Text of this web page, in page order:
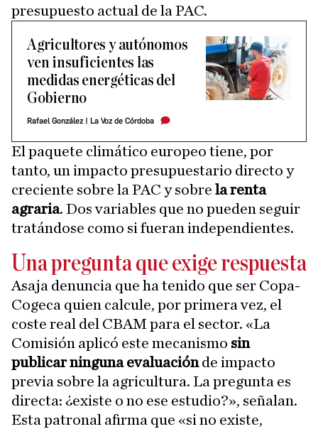
presupuesto actual de la PAC.
Agricultores y autónomos
ven insuficientes las
medidas energéticas del
Gobierno
Rafael González | La Voz de Córdoba
El paquete climático europeo tiene, por
tanto, un impacto presupuestario directo y
creciente sobre la PAC y sobre la renta
agraria. Dos variables que no pueden seguir
tratándose como si fueran independientes.
Una pregunta que exige respuesta
Asaja denuncia que ha tenido que ser Copa-
Cogeca quien calcule, por primera vez, el
coste real del CBAM para el sector. «La
Comisión aplicó este mecanismo sin
publicar ninguna evaluaciónde impacto
previa sobre la agricultura. La pregunta es
directa: ¿existe o no ese estudio?», señalan.
Esta patronal afirma que «si no existe,